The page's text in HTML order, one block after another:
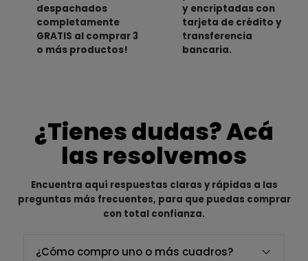
despachados
completamente
GRATIS al comprar 3
o más productos!
y encriptadas con
tarjeta de crédito y
transferencia
bancaria.
¿Tienes dudas? Acá
las resolvemos
Encuentra aquí respuestas claras y rápidas a las
preguntas más frecuentes, para que puedas comprar
con total confianza.
¿Cómo compro uno o más cuadros?